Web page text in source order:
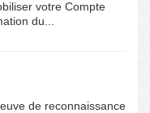
votre Compte
du...
de reconnaissance